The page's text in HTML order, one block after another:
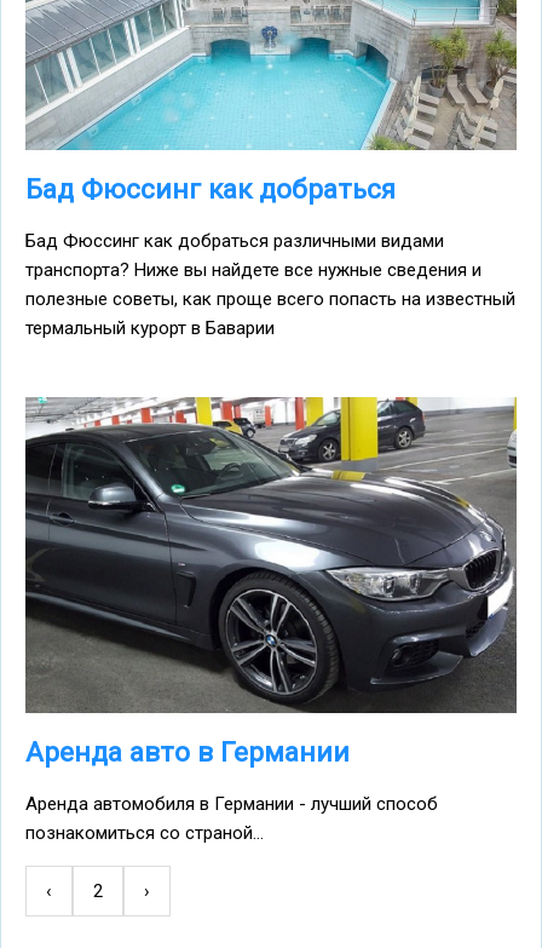
Бад Фюссинг как добраться
Бад Фюссинг как добраться различными видами
транспорта? Ниже вы найдете все нужные сведения и
полезные советы, как проще всего попасть на известный
термальный курорт в Баварии
Аренда авто в Германии
Аренда автомобиля в Германии - лучший способ
познакомиться со страной...
Нумерация
←
‹ 2
Следующая
страница
›